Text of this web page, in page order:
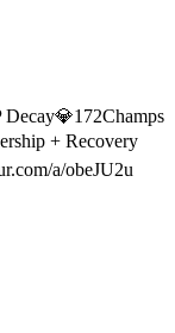
+ Recovery
a/obeJU2u